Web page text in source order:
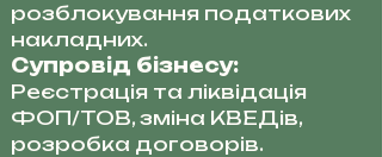
розблокування податкових
накладних.
Супровід бізнесу:
Реєстрація та ліквідація
ФОП/ТОВ, зміна КВЕДів,
розробка договорів.